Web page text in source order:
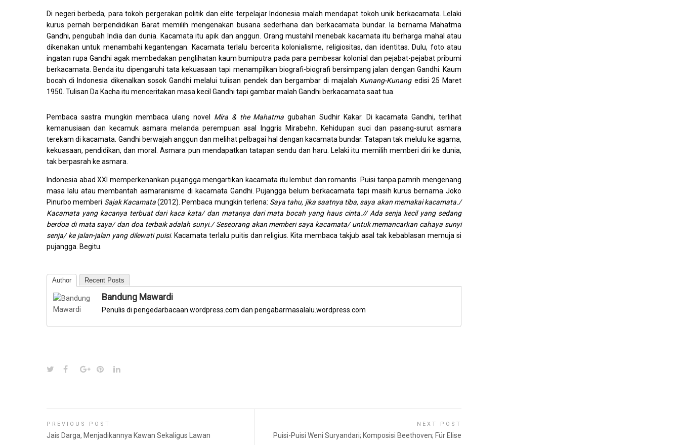
Di negeri berbeda, para tokoh pergerakan politik dan elite terpelajar Indonesia malah mendapat tokoh unik berkacamata. Lelaki
kurus pernah berpendidikan Barat memilih mengenakan busana sederhana dan berkacamata bundar. Ia bernama Mahatma
Gandhi, pengubah India dan dunia. Kacamata itu apik dan anggun. Orang mustahil menebak kacamata itu berharga mahal atau
dikenakan untuk menambahi kegantengan. Kacamata terlalu bercerita kolonialisme, religiositas, dan identitas. Dulu, foto atau
ingatan rupa Gandhi agak membedakan penglihatan kaum bumiputra pada para pembesar kolonial dan pejabat-pejabat pribumi
berkacamata. Benda itu dipengaruhi tata kekuasaan tapi menampilkan biografi-biografi bersimpang jalan dengan Gandhi. Kaum
bocah di Indonesia dikenalkan sosok Gandhi melalui tulisan pendek dan bergambar di majalah Kunang-Kunangedisi 25 Maret
1950. Tulisan Da Kacha itu menceritakan masa kecil Gandhi tapi gambar malah Gandhi berkacamata saat tua.
Pembaca sastra mungkin membaca ulang novel Mira & the Mahatma gubahan Sudhir Kakar. Di kacamata Gandhi, terlihat
kemanusiaan dan kecamuk asmara melanda perempuan asal Inggris Mirabehn. Kehidupan suci dan pasang-surut asmara
terekam di kacamata. Gandhi berwajah anggun dan melihat pelbagai hal dengan kacamata bundar. Tatapan tak melulu ke agama,
kekuasaan, pendidikan, dan moral. Asmara pun mendapatkan tatapan sendu dan haru. Lelaki itu memilih memberi diri ke dunia,
tak berpasrah ke asmara.
Indonesia abad XXI memperkenankan pujangga mengartikan kacamata itu lembut dan romantis. Puisi tanpa pamrih mengenang
masa lalu atau membantah asmaranisme di kacamata Gandhi. Pujangga belum berkacamata tapi masih kurus bernama Joko
Pinurbo memberi Sajak Kacamata(2012). Pembaca mungkin terlena: Saya tahu, jika saatnya tiba, saya akan memakai kacamata./
Kacamata yang kacanya terbuat dari kaca kata/ dan matanya dari mata bocah yang haus cinta.// Ada senja kecil yang sedang
berdoa di mata saya/ dan doa terbaik adalah sunyi./ Seseorang akan memberi saya kacamata/ untuk memancarkan cahaya sunyi
senja/ ke jalan-jalan yang dilewati puisi. Kacamata terlalu puitis dan religius. Kita membaca takjub asal tak kebablasan memuja si
pujangga. Begitu.
Author Recent Posts
Bandung Mawardi
Penulis di pengedarbacaan.wordpress.com dan pengabarmasalalu.wordpress.com
PREVIOUS POST
Jais Darga, Menjadikannya Kawan Sekaligus Lawan
NEXT POST
Puisi-Puisi Weni Suryandari; Komposisi Beethoven; Für Elise